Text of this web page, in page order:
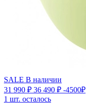
SALE В наличии
31 990 ₽ 36 490 ₽ -4500₽
1 шт. осталось